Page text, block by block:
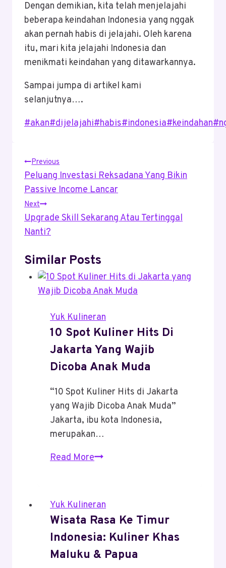
Dengan demikian, kita telah menjelajahi
beberapa keindahan Indonesia yang nggak
akan pernah habis di jelajahi. Oleh karena
itu, mari kita jelajahi Indonesia dan
menikmati keindahan yang ditawarkannya.
Sampai jumpa di artikel kami
selanjutnya….
Post
#akan#dijelajahi#habis#indonesia#keindahan#
Post
Navigation
Previous
Peluang Investasi Reksadana Yang Bikin
Passive Income Lancar
Next
Upgrade Skill Sekarang Atau Tertinggal
Nanti?
Similar Posts
Yuk Kulineran
10 Spot Kuliner Hits Di
Jakarta Yang Wajib
Dicoba Anak Muda
“10 Spot Kuliner Hits di Jakarta
yang Wajib Dicoba Anak Muda”
Jakarta, ibu kota Indonesia,
merupakan…
Read More10
Hits
Di
Yang
Wajib
Yuk Kulineran
Wisata Rasa Ke Timur
Indonesia: Kuliner Khas
Maluku & Papua